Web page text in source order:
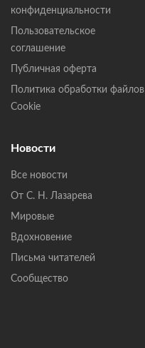
конфиденциальности
Пользовательское
соглашение
Публичная оферта
Политика обработки файлов
Cookie
Новости
Все новости
От С. Н. Лазарева
Мировые
Вдохновение
Письма читателей
Сообщество